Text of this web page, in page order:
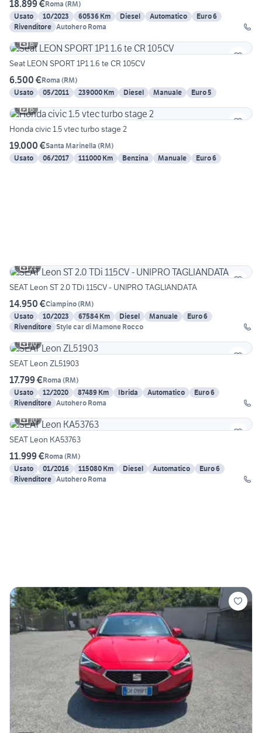
18.899 €Roma (RM)
Usato
10/2023 60536 Km Diesel Automatico
Euro 6
Rivenditore Autohero Roma
6
Seat LEON SPORT 1P1 1.6 te CR 105CV
6.500 €Roma (RM)
Usato
05/2011 239000 Km Diesel Manuale
Euro 5
6
Honda civic 1.5 vtec turbo stage 2
19.000 €Santa Marinella (RM)
Usato
06/2017 111000 Km Benzina Manuale Euro 6
21
SEAT Leon ST 2.0 TDi 115CV - UNIPRO TAGLIANDATA
14.950 €Ciampino(RM)
Usato
10/2023 67584 Km Diesel Manuale
Euro 6
Rivenditore Style car di Mamone Rocco
10
SEAT Leon ZL51903
17.799 €Roma (RM)
Usato
12/2020 87489 Km Ibrida Automatico
Euro 6
Rivenditore Autohero Roma
10
SEAT Leon KA53763
11.999 €Roma (RM)
Usato
01/2016 115080 Km Diesel Automatico
Euro 6
Rivenditore Autohero Roma